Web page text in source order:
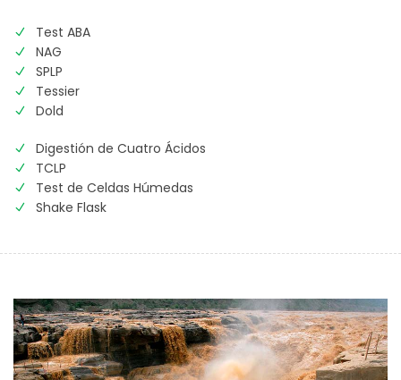
Test ABA
NAG
SPLP
Tessier
Dold
Digestión de Cuatro Ácidos
TCLP
Test de Celdas Húmedas
Shake Flask